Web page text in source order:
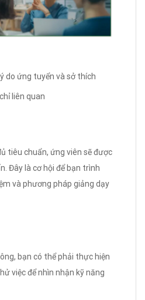
do ứng tuyển và sở thích
liên quan
tiêu chuẩn, ứng viên sẽ được
Đây là cơ hội để bạn trình
và phương pháp giảng dạy
bạn có thể phải thực hiện
việc để nhìn nhận kỹ năng